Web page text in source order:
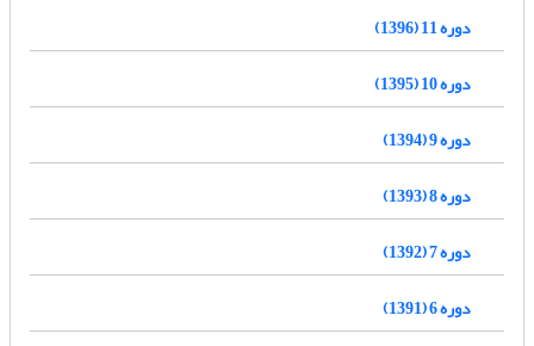
دوره 11 (1396)
دوره 10 (1395)
دوره 9 (1394)
دوره 8 (1393)
دوره 7 (1392)
دوره 6 (1391)